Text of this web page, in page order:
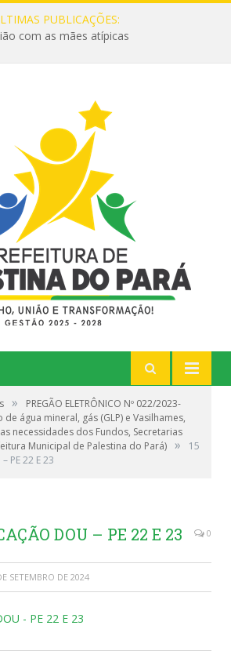
PUBLICAÇÕES:
com as mães atípicas
»
PREGÃO ELETRÔNICO Nº 022/2023-
de água mineral, gás (GLP) e Vasilhames,
necessidades dos Fundos, Secretarias
Municipal de Palestina do Pará) »
15
PE 22 E 23
DOU – PE 22 E 23 0
SETEMBRO DE 2024
- PE 22 E 23